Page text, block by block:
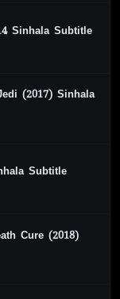
Sinhala Subtitle
(2017) Sinhala
Subtitle
Cure (2018)